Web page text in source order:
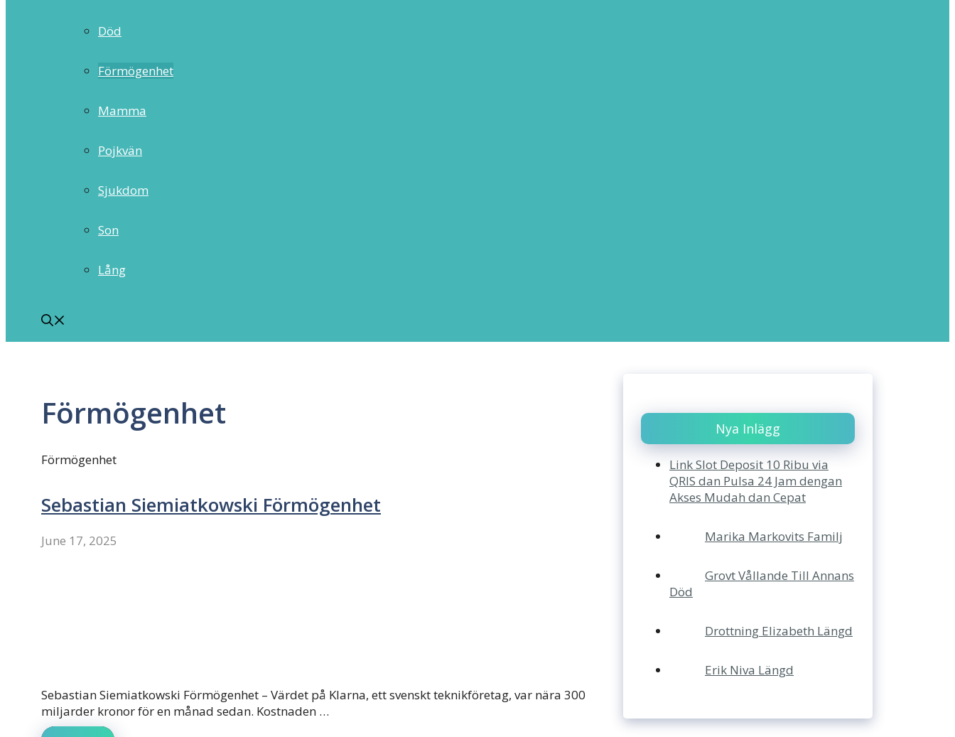
Död
Förmögenhet
Mamma
Pojkvän
Sjukdom
Son
Lång
Förmögenhet
Förmögenhet
Sebastian Siemiatkowski Förmögenhet
June 17, 2025
Sebastian Siemiatkowski Förmögenhet – Värdet på Klarna, ett svenskt teknikföretag, var nära 300
miljarder kronor för en månad sedan. Kostnaden …
Nya Inlägg
Link Slot Deposit 10 Ribu via
QRIS dan Pulsa 24 Jam dengan
Akses Mudah dan Cepat
Marika Markovits Familj
Grovt Vållande Till Annans
Död
Drottning Elizabeth Längd
Erik Niva Längd